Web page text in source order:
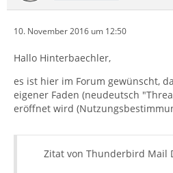
10. November 2016 um 12:50
Hallo Hinterbaechler,
es ist hier im Forum gewünscht,
eigener Faden (neudeutsch
eröffnet wird
Zitat von Thunderbird Mail